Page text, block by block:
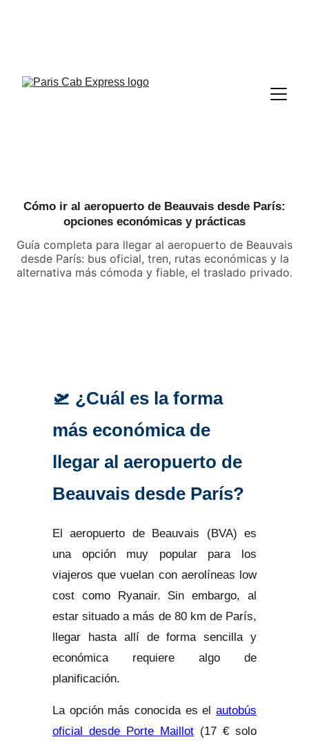
Cómo ir al aeropuerto de Beauvais desde París:
opciones económicas y prácticas
Guía completa para llegar al aeropuerto de Beauvais
desde París: bus oficial, tren, rutas económicas y la
alternativa más cómoda y fiable, el traslado privado.